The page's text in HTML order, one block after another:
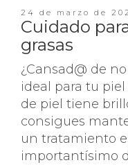
24 de marzo de
Cuidado
grasas
¿Cansad@ de
ideal para tu
de piel tiene
consigues
un tratamiento
importantísimo